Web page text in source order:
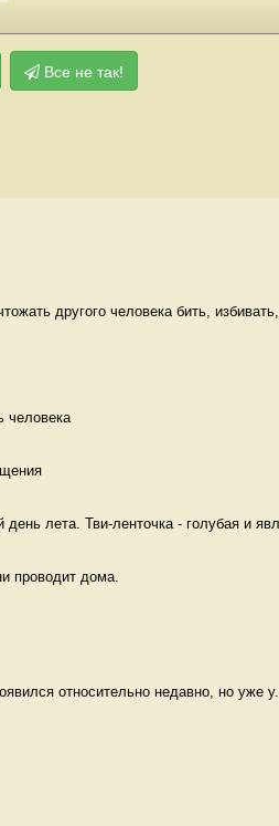
Все не так!
другого человека бить, избивать,
человека
лета. Тви-ленточка - голубая и
проводит дома.
относительно недавно, но уже у...